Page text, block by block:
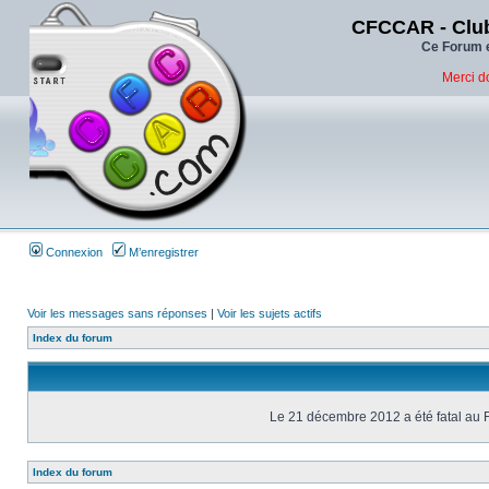
CFCCAR -
Ce Forum
Merci
Connexion M’enregistrer
Voir les messages sans réponses | Voir les sujets actifs
Index du forum
Le 21 décembre 2012 a été fatal au
Index du forum